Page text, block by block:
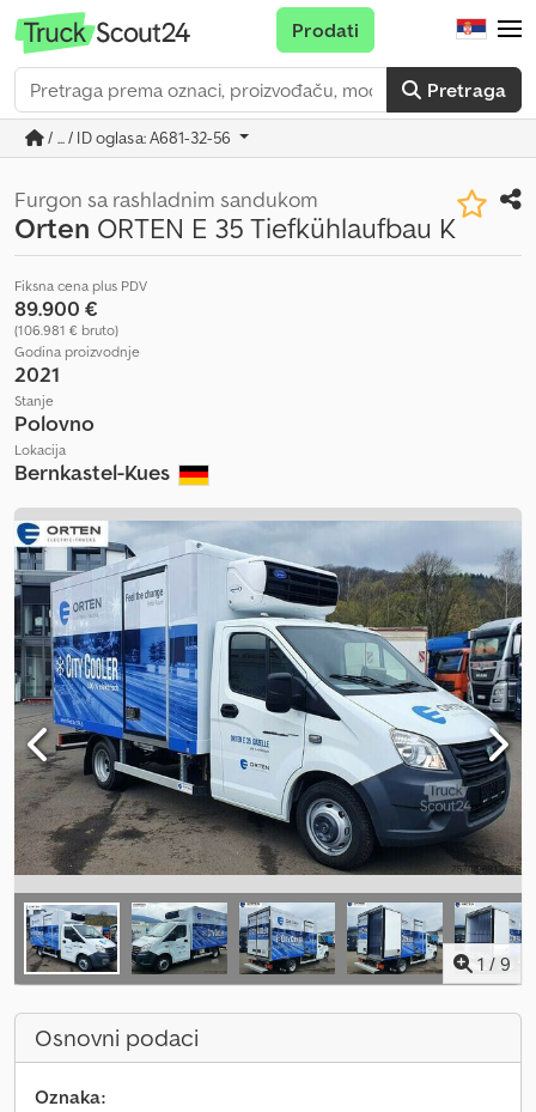
Pretraga
Prodati
/ ... / ID oglasa: A681-32-56
Furgon sa rashladnim sandukom
Orten ORTEN E 35 Tiefkühlaufbau K
Fiksna cena plus PDV
89.900 €
(106.981 € bruto)
Godina proizvodnje
2021
Stanje
Polovno
Lokacija
Bernkastel-Kues
1 / 9
Osnovni podaci
Oznaka: